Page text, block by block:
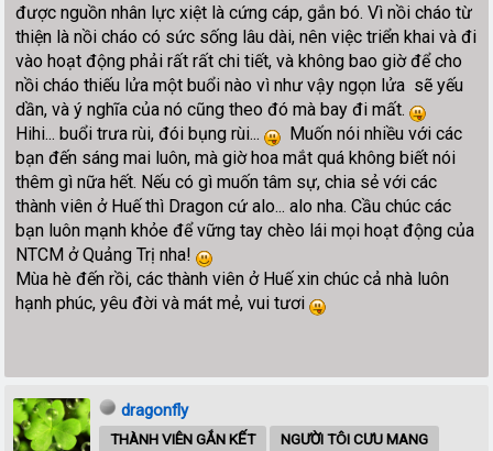
được nguồn nhân lực xiệt là cứng cáp, gắn bó. Vì nồi cháo từ
thiện là nồi cháo có sức sống lâu dài, nên việc triển khai và đi
vào hoạt động phải rất rất chi tiết, và không bao giờ để cho
nồi cháo thiếu lửa một buổi nào vì như vậy ngọn lửa sẽ yếu
dần, và ý nghĩa của nó cũng theo đó mà bay đi mất.
Hihi... buổi trưa rùi, đói bụng rùi...
Muốn nói nhiều với các
bạn đến sáng mai luôn, mà giờ hoa mắt quá không biết nói
thêm gì nữa hết. Nếu có gì muốn tâm sự, chia sẻ với các
thành viên ở Huế thì Dragon cứ alo... alo nha. Cầu chúc các
bạn luôn mạnh khỏe để vững tay chèo lái mọi hoạt động của
NTCM ở Quảng Trị nha!
Mùa hè đến rồi, các thành viên ở Huế xin chúc cả nhà luôn
hạnh phúc, yêu đời và mát mẻ, vui tươi
dragonfly
THÀNH VIÊN GẮN KẾT
NGƯỜI TÔI CƯU MANG